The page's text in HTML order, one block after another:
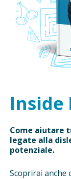
Inside
Come aiutare
legate alla
potenziale.
Scoprirai anche